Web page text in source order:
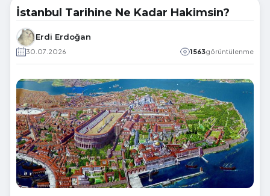
İstanbul Tarihine Ne Kadar Hakimsin?
Erdi Erdoğan
30.07.2026 1563görüntülenme